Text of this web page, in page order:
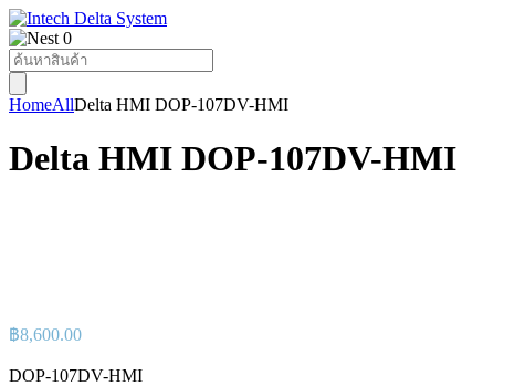
0
Products
search
HomeAllDelta HMI DOP-107DV-HMI
Delta HMI DOP-107DV-HMI
฿8,600.00
DOP-107DV-HMI